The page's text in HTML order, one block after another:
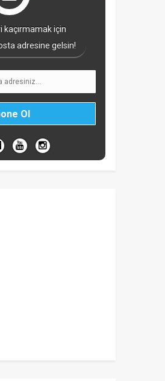
kaçırmamak için
adresine gelsin!